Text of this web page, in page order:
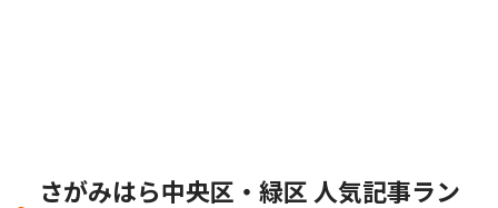
さがみはら中央区・緑区 人気記事ラン